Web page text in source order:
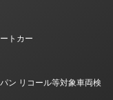
トカー
ン リコール等対象車両検